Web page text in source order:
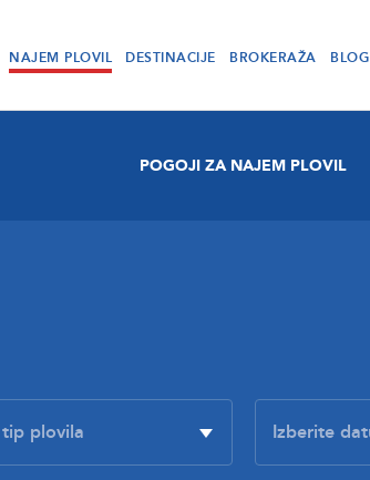
NAJEM PLOVIL DESTINACIJE BROKERAŽA BLOG
POGOJI ZA NAJEM PLOVIL